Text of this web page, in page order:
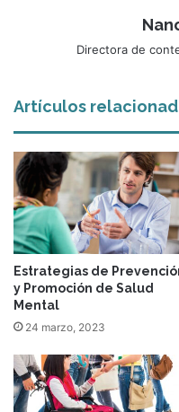
Directora de
Artículos
Estrategias de
y Promoción de Salud
Mental
24 marzo, 2023